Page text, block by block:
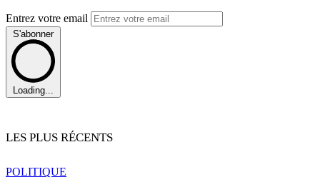
Entrez votre email
S'abonner
Loading...
LES PLUS RÉCENTS
POLITIQUE